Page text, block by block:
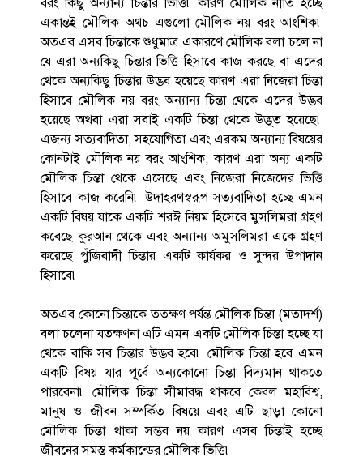
একান্তই মৌলিক অথচ এগুলো মৌলিক নয় বরং আংশিক৷
অতএব এসব চিন্তাকে শুধুমাত্র একারণে মৌলিক বলা চলে না
যে এরা অন্যকিছু চিন্তার ভিত্তি হিসাবে কাজ করছে বা এদের
থেকে অন্যকিছু চিন্তার উদ্ভব হয়েছে কারণ এরা নিজেরা চিন্তা
হিসাবে মৌলিক নয় বরং অন্যান্য চিন্তা থেকে এদের উদ্ভব
হয়েছে অথবা এরা সবাই একটি চিন্তা থেকে উদ্ভূত হয়েছে৷
এজন্য সত্যবাদিতা, সহযোগিতা এবং এরকম অন্যান্য বিষয়ের
কোনটাই মৌলিক নয় বরং আংশিক; কারণ এরা অন্য একটি
মৌলিক চিন্তা থেকে এসেছে এবং নিজেরা নিজেদের ভিত্তি
হিসাবে কাজ করেনি৷ উদাহরণস্বরূপ সত্যবাদিতা হচ্ছে এমন
একটি বিষয় যাকে একটি শরঈ নিয়ম হিসেবে মুসলিমরা গ্রহণ
কবেছে কুরআন থেকে এবং অন্যান্য অমুসলিমরা একে গ্রহণ
করেছে পুঁজিবাদী চিন্তার একটি কার্যকর ও সুন্দর উপাদান
হিসাবে৷
অতএব কোনো চিন্তাকে ততক্ষণ পর্যন্ত মৌলিক চিন্তা (মতাদর্শ)
বলা চলেনা যতক্ষণনা এটি এমন একটি মৌলিক চিন্তা হচ্ছে যা
থেকে বাকি সব চিন্তার উদ্ভব হবে৷ মৌলিক চিন্তা হবে এমন
একটি বিষয় যার পূর্বে অন্যকোনো চিন্তা বিদ্যমান থাকতে
পারবেনা৷ মৌলিক চিন্তা সীমাবদ্ধ থাকবে কেবল মহাবিশ্ব,
মানুষ ও জীবন সম্পর্কিত বিষয়ে এবং এটি ছাড়া কোনো
মৌলিক চিন্তা থাকা সম্ভব নয় কারণ এসব চিন্তাই হচ্ছে
জীবনের সমস্ত কর্মকান্ডের মৌলিক ভিত্তি৷